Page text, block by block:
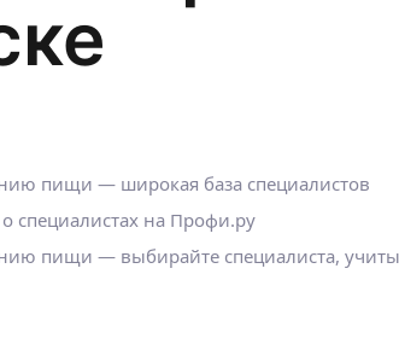
пищи — широкая база специалистов
специалистах на Профи.ру
пищи — выбирайте специалиста,